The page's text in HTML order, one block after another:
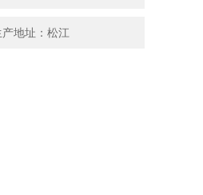
产地址：松江